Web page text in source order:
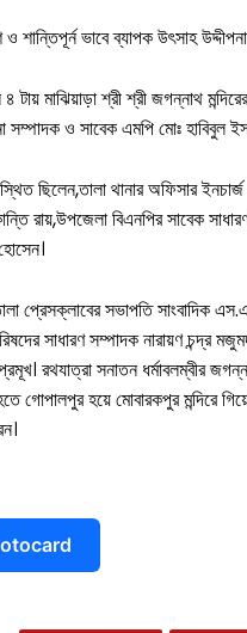
বিনোদন
খেলাধুলা
শান্তিপূর্ন ভাবে ব্যাপক উৎসাহ
মাঝিয়াড়া শ্রী শ্রী জগন্নাথ
সম্পাদক ও সাবেক এমপি মোঃ হাবিবুল
ছিলেন,তালা থানার অফিসার
রায়,উপজেলা বিএনপির সাবেক
প্রেসক্লাবের সভাপতি সাংবাদিক
সাধারণ সম্পাদক নারায়ণ চন্দ্র
রথযাত্রা সনাতন ধর্মাবলম্বীর
গোপালপুর হয়ে মোবারকপুর মন্দিরে